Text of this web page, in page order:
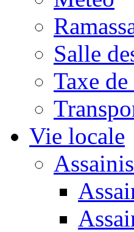
Salle
Taxe
Vie locale